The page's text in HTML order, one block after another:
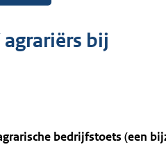
bij
bedrijfstoets (een